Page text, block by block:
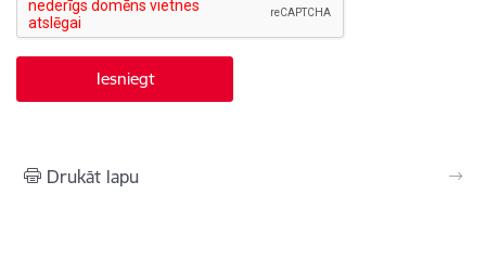
Drukāt lapu